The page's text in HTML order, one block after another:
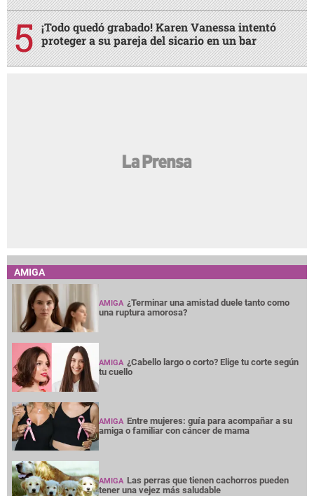
¡Todo quedó grabado! Karen Vanessa intentó
proteger a su pareja del sicario en un bar
AMIGA
AMIGA ¿Terminar una amistad duele tanto como
una ruptura amorosa?
AMIGA ¿Cabello largo o corto? Elige tu corte según
tu cuello
AMIGA Entre mujeres: guía para acompañar a su
amiga o familiar con cáncer de mama
AMIGA Las perras que tienen cachorros pueden
tener una vejez más saludable